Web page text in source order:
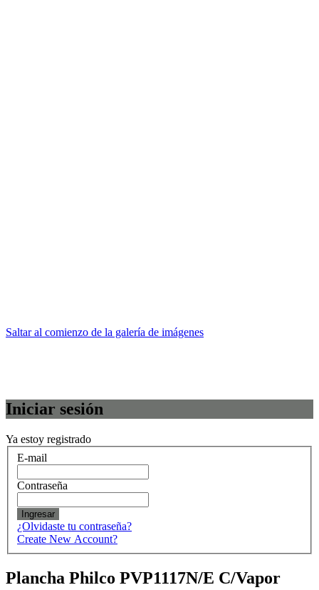
Saltar al comienzo de la galería de imágenes
Iniciar sesión
Ya estoy registrado
E-mail
Contraseña
Ingresar
¿Olvidaste tu contraseña?
Create New Account?
Plancha Philco PVP1117N/E C/Vapor